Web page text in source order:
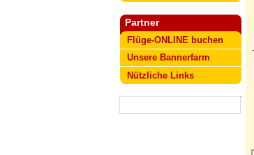
Partner
Flüge-ONLINE buchen
Unsere Bannerfarm
Nützliche Links